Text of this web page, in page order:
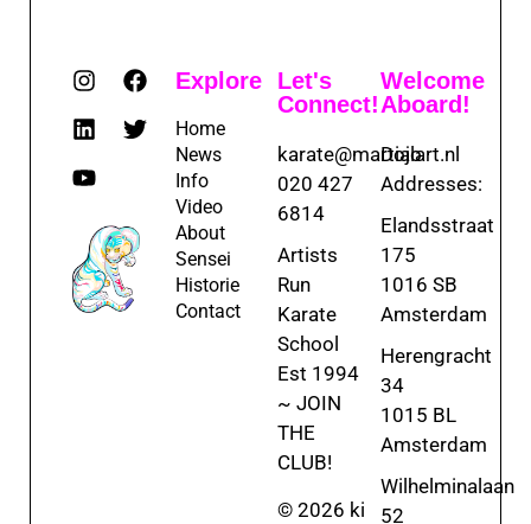
Explore
Home
News
Info
Video
About
Sensei
Historie
Contact
Let's
Connect!
karate@martialart.nl
020 427
6814
Artists
Run
Karate
School
Est 1994
~ JOIN
THE
CLUB!
© 2026 ki
Welcome
Aboard!
Dojo
Addresses:
Elandsstraat
175
1016 SB
Amsterdam
Herengracht
34
1015 BL
Amsterdam
Wilhelminalaan
52